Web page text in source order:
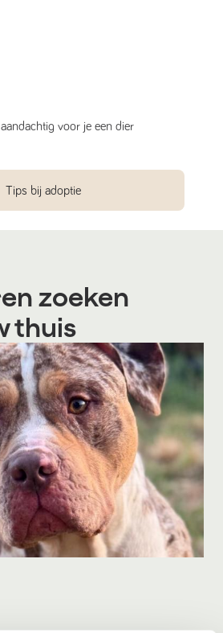
voor je een dier
Tips bij adoptie
zoeken
thuis